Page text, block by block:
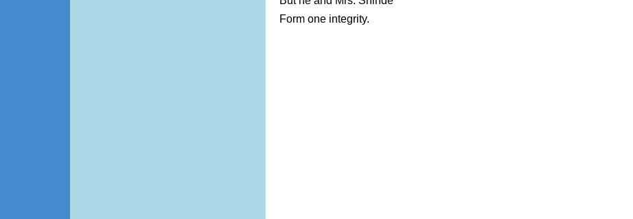
Form one integrity.